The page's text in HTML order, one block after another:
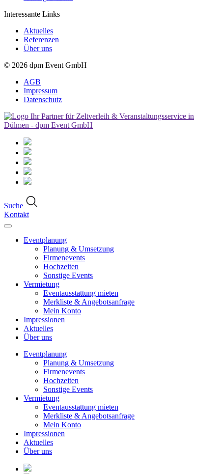
Interessante Links
Aktuelles
Referenzen
Über uns
© 2026 dpm Event GmbH
AGB
Impressum
Datenschutz
Suche
Kontakt
Eventplanung
Planung & Umsetzung
Firmenevents
Hochzeiten
Sonstige Events
Vermietung
Eventausstattung mieten
Merkliste & Angebotsanfrage
Mein Konto
Impressionen
Aktuelles
Über uns
Eventplanung
Planung & Umsetzung
Firmenevents
Hochzeiten
Sonstige Events
Vermietung
Eventausstattung mieten
Merkliste & Angebotsanfrage
Mein Konto
Impressionen
Aktuelles
Über uns